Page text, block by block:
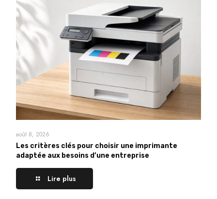
août 8, 2026
Les critères clés pour choisir une imprimante
adaptée aux besoins d’une entreprise
Lire plus